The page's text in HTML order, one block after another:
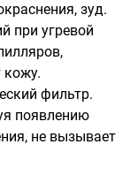
зуд.
при угревой
кожу.
фильтр.
появлению
не вызывает